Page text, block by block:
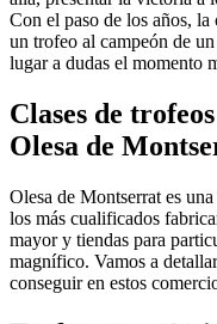
Con el paso de los años,
un trofeo al campeón de
lugar a dudas el momento
Clases de
Olesa de
Olesa de Montserrat es
los más cualificados
mayor y tiendas para
magnífico. Vamos a
conseguir en estos